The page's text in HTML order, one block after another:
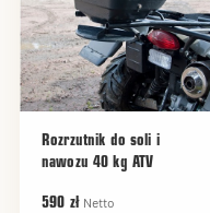
Rozrzutnik do soli i
nawozu 40 kg ATV
590 zł Netto